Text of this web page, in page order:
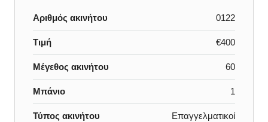
Αριθμός ακινήτου 0122
Τιμή €400
Μέγεθος ακινήτου 60
Μπάνιο 1
Τύπος ακινήτου
Επαγγελματικοί